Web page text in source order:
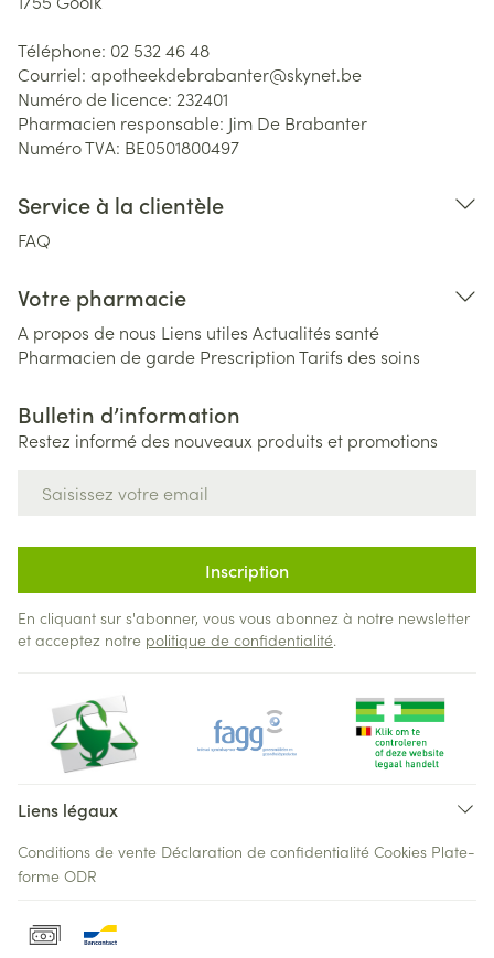
Téléphone: 02 532 46 48
Courriel: apotheekdebrabanter@skynet.be
Numéro de licence: 232401
Pharmacien responsable: Jim De Brabanter
Numéro TVA: BE0501800497
Service à la clientèle
FAQ
Votre pharmacie
A propos de nous Liens utiles Actualités santé
Pharmacien de garde PrescriptionTarifs des soins
Bulletin d’information
Restez informé des nouveaux produits et promotions
Inscription
En cliquant sur s'abonner, vous vous abonnez à notre newsletter
et acceptez notre politique de confidentialité.
Liens légaux
Conditions de vente Déclaration de confidentialité Cookies Plate-
forme ODR